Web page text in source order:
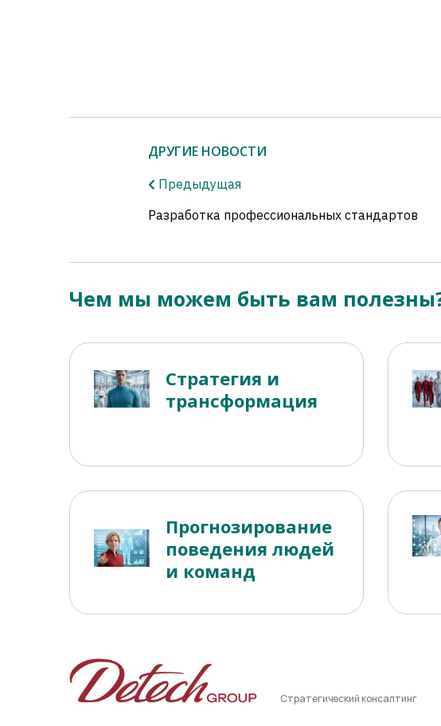
ДРУГИЕ НОВОСТИ
Предыдущая
Разработка профессиональных стандартов
Чем мы можем быть вам
Стратегия и
трансформация
Прогнозирование
поведения людей
и команд
Стратегический консалтинг